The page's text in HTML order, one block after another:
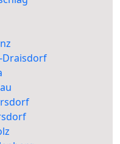
Draisdorf